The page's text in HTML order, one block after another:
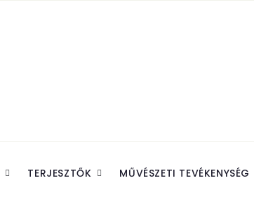
TERJESZTŐK MŰVÉSZETI TEVÉKENYSÉG